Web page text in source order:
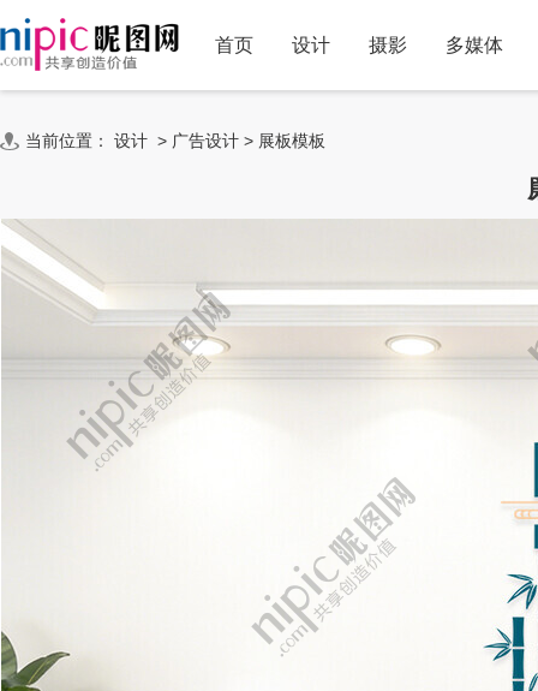
首页 设计 摄影 多媒体
当前位置： 设计 > 广告设计 > 展板模板